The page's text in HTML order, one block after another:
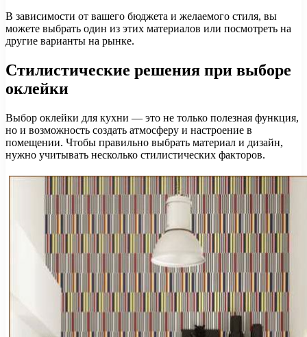
В зависимости от вашего бюджета и желаемого стиля, вы
можете выбрать один из этих материалов или посмотреть на
другие варианты на рынке.
Стилистические решения при выборе
оклейки
Выбор оклейки для кухни — это не только полезная функция,
но и возможность создать атмосферу и настроение в
помещении. Чтобы правильно выбрать материал и дизайн,
нужно учитывать несколько стилистических факторов.